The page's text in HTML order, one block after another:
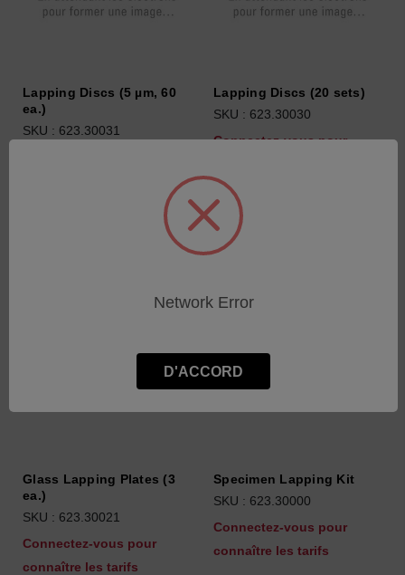
Lapping Discs (5 µm, 60
ea.)
SKU : 623.30031
Lapping Discs (20 sets)
SKU : 623.30030
Connectez-vous pour
Glass Lapping Plates (3
ea.)
SKU : 623.30021
Connectez-vous pour
connaître les tarifs
Specimen Lapping Kit
SKU : 623.30000
Connectez-vous pour
connaître les tarifs
Network Error
D'ACCORD